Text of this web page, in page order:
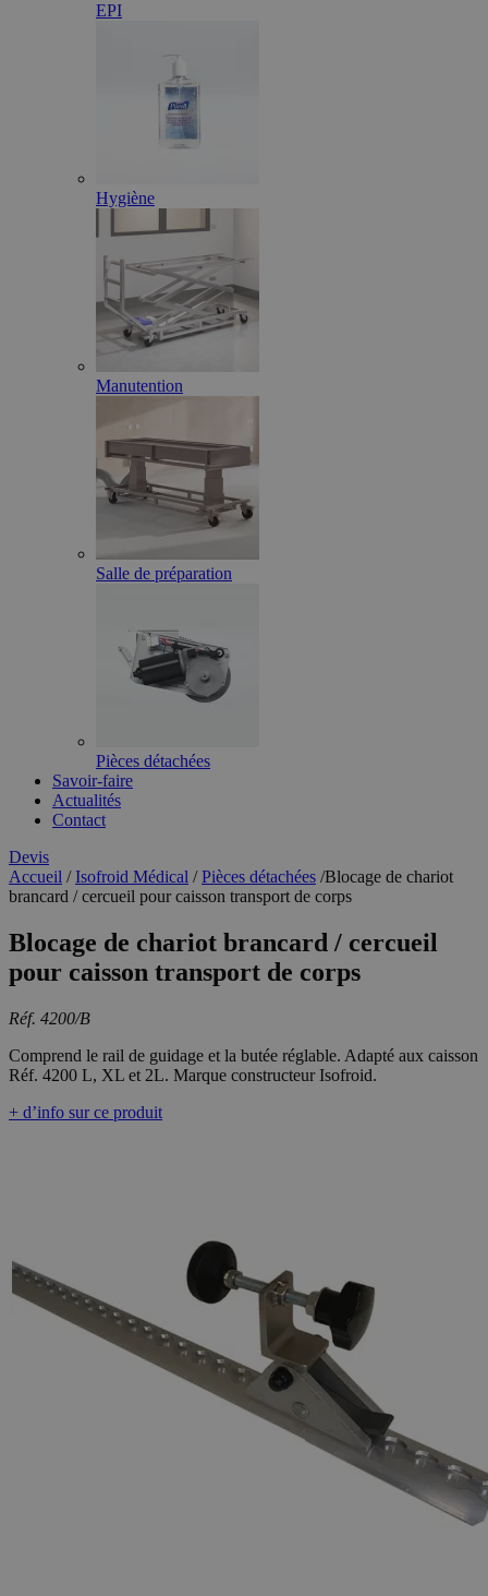
EPI
Hygiène
Manutention
Salle de préparation
Pièces détachées
Savoir-faire
Actualités
Contact
Devis
Accueil /Isofroid Médical /Pièces détachées /Blocage de chariot
brancard / cercueil pour caisson transport de corps
Blocage de chariot brancard / cercueil
pour caisson transport de corps
Réf. 4200/B
Comprend le rail de guidage et la butée réglable. Adapté aux caisson
Réf. 4200 L, XL et 2L. Marque constructeur Isofroid.
+ d’info sur ce produit